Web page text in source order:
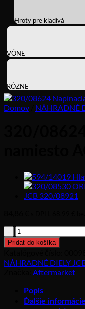
Hroty pre kladivá
VÔNE
RÔZNE
Domov NÁHRADNÉ
množstvo
320/08624
Napínacia
kladka
namiesto
kompresoru
JCB
Pridať do košíka
NÁHRADNÉ DIELY
Aftermarket
Popis
Ďalšie informácie